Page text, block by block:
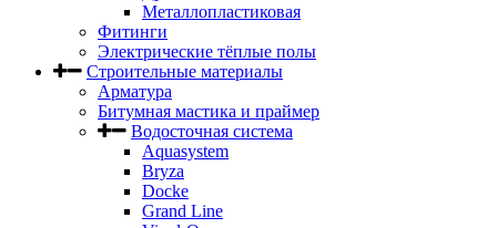
Металлопластиковая
Фитинги
Электрические тёплые полы
Строительные материалы
Арматура
Битумная мастика и праймер
Водосточная система
Aquasystem
Bryza
Docke
Grand Line